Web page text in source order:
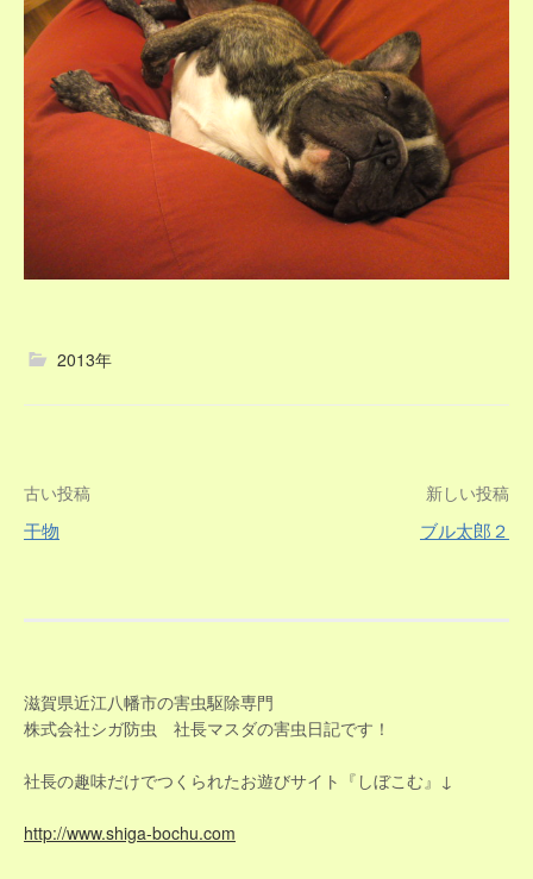
2013年
投
稿
ゲ
ー
シ
ョ
古い投稿
干物
新しい投稿
ブル太郎２
滋賀県近江八幡市の害虫駆除専門
株式会社シガ防虫 社長マスダの害虫日記です！
社長の趣味だけでつくられたお遊びサイト『しぼこむ』↓
http://www.shiga-bochu.com